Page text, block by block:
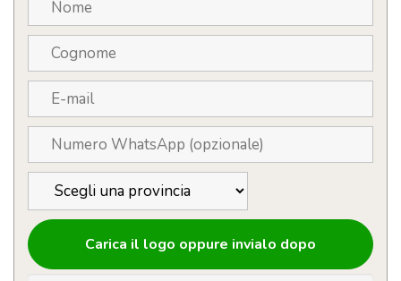
Carica il logo oppure invialo dopo